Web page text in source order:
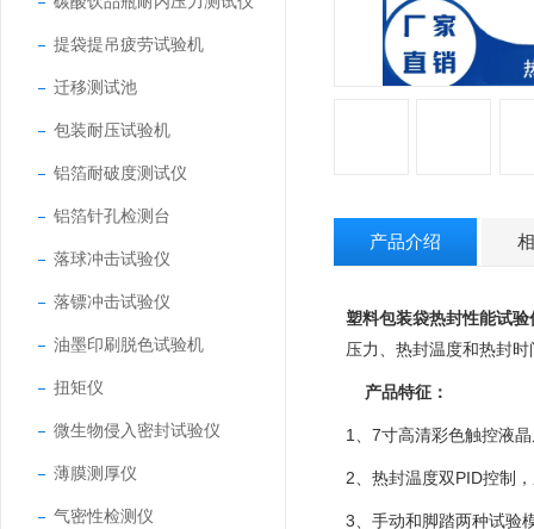
提袋提吊疲劳试验机
迁移测试池
包装耐压试验机
铝箔耐破度测试仪
铝箔针孔检测台
落球冲击试验仪
落镖冲击试验仪
油墨印刷脱色试验机
扭矩仪
微生物侵入密封试验仪
薄膜测厚仪
气密性检测仪
产品介绍
塑料包装袋热封性能试验
压力、热封温度和热封
产品特征：
1、7寸高清彩色触控液
2、热封温度双PID控制
3、手动和脚踏两种试验